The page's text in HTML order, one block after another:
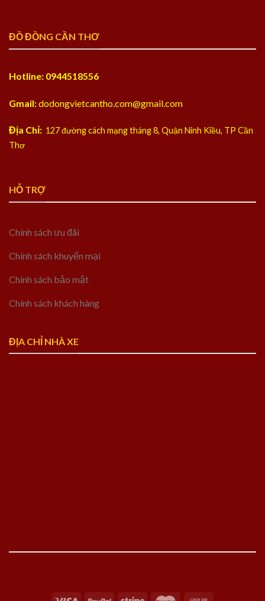
ĐỒ ĐỒNG CẦN THƠ
Hotline: 0944518556
Gmail:dodongvietcantho.com@gmail.com
Địa Chỉ: 127 đường cách mạng tháng 8, Quận Ninh Kiều, TP Cần
Thơ
HỖ TRỢ
Chính sách ưu đãi
Chính sách khuyến mại
Chính sách bảo mật
Chính sách khách hàng
ĐỊA CHỈ NHÀ XE